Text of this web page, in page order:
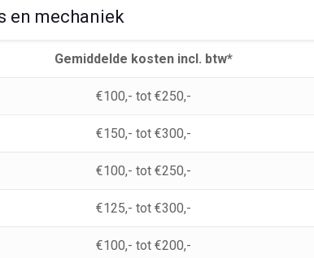
en mechaniek
Gemiddelde kosten incl. btw*
€100,- tot €250,-
€150,- tot €300,-
€100,- tot €250,-
€125,- tot €300,-
€100,- tot €200,-